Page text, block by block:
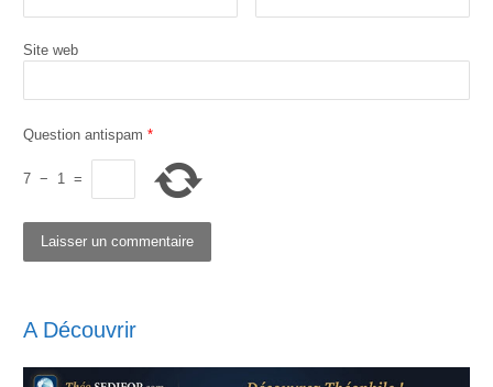
Site web
Question antispam *
7 − 1 =
A Découvrir